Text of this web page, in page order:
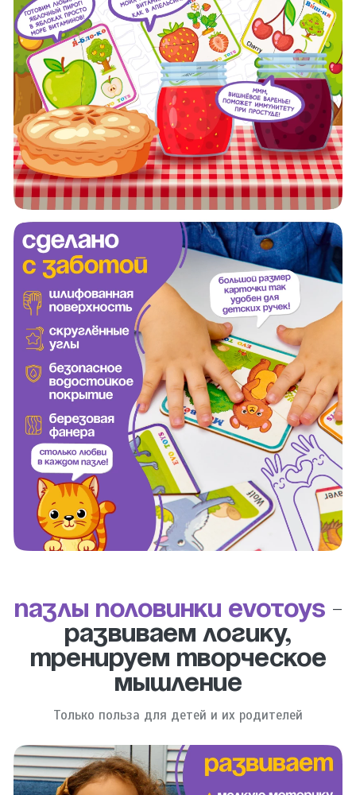
Пазлы половинки evotoys -
развиваем логику,
тренируем творческое
мышление
Только польза для детей и их родителей